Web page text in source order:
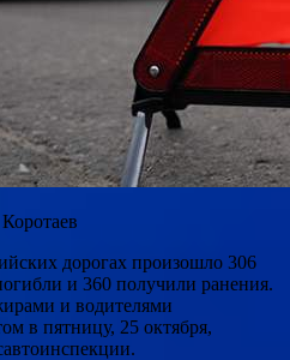
дорогах произошло 306
и 360 получили ранения.
и водителями
в пятницу, 25 октября,